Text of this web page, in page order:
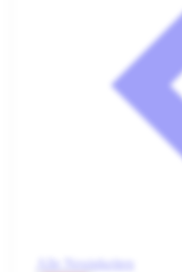
Alle Neuigkeiten